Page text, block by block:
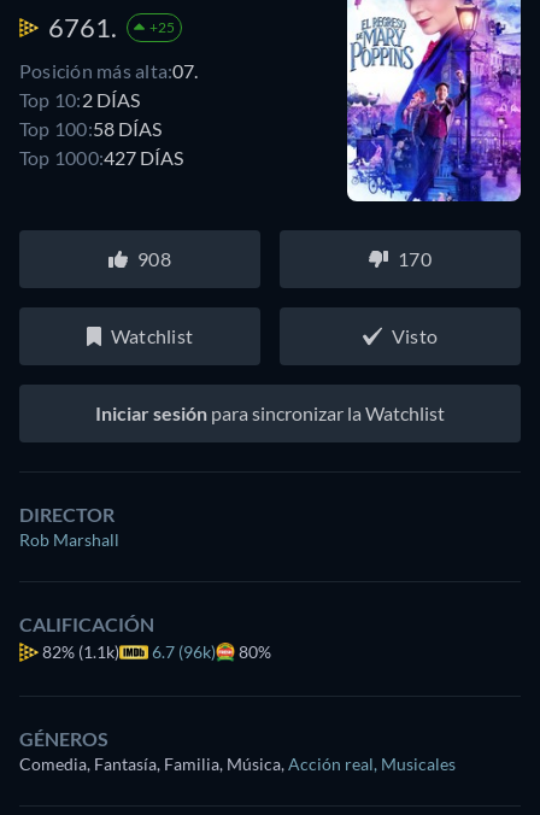
6761. +25
Posición más alta:07.
Top 10:2 DÍAS
Top 100:58 DÍAS
Top 1000:427 DÍAS
908 170
Watchlist Visto
Iniciar sesión para sincronizar la Watchlist
DIRECTOR
Rob Marshall
CALIFICACIÓN
82% (1.1k) 6.7 (96k) 80%
GÉNEROS
Comedia, Fantasía, Familia, Música,Acción real, Musicales